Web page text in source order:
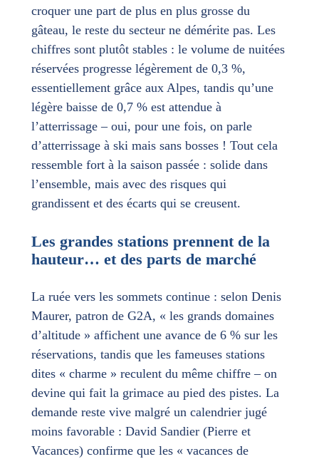
croquer une part de plus en plus grosse du
gâteau, le reste du secteur ne démérite pas. Les
chiffres sont plutôt stables : le volume de nuitées
réservées progresse légèrement de 0,3 %,
essentiellement grâce aux Alpes, tandis qu’une
légère baisse de 0,7 % est attendue à
l’atterrissage – oui, pour une fois, on parle
d’atterrissage à ski mais sans bosses ! Tout cela
ressemble fort à la saison passée : solide dans
l’ensemble, mais avec des risques qui
grandissent et des écarts qui se creusent.
Les grandes stations prennent de la
hauteur… et des parts de marché
La ruée vers les sommets continue : selon Denis
Maurer, patron de G2A, « les grands domaines
d’altitude » affichent une avance de 6 % sur les
réservations, tandis que les fameuses stations
dites « charme » reculent du même chiffre – on
devine qui fait la grimace au pied des pistes. La
demande reste vive malgré un calendrier jugé
moins favorable : David Sandier (Pierre et
Vacances) confirme que les « vacances de